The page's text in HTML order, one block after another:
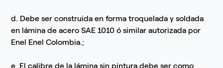
d. Debe ser construida en forma troquelada y soldada
en lámina de acero SAE 1010 ó similar autorizada por
Enel Enel Colombia.;
e. El calibre de la lámina sin pintura debe ser como